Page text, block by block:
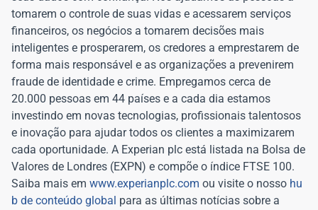
tomarem o controle de suas vidas e acessarem serviços
financeiros, os negócios a tomarem decisões mais
inteligentes e prosperarem, os credores a emprestarem de
forma mais responsável e as organizações a prevenirem
fraude de identidade e crime. Empregamos cerca de
20.000 pessoas em 44 países e a cada dia estamos
investindo em novas tecnologias, profissionais talentosos
e inovação para ajudar todos os clientes a maximizarem
cada oportunidade. A Experian plc está listada na Bolsa de
Valores de Londres (EXPN) e compõe o índice FTSE 100.
Saiba mais em www.experianplc.com ou visite o nosso hu
b de conteúdo global para as últimas notícias sobre a